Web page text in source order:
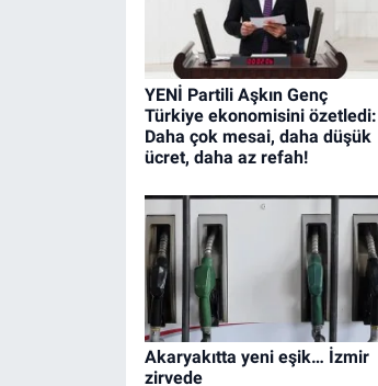
YENİ Partili Aşkın Genç
Türkiye ekonomisini özetledi:
Daha çok mesai, daha düşük
ücret, daha az refah!
Akaryakıtta yeni eşik… İzmir
zirvede